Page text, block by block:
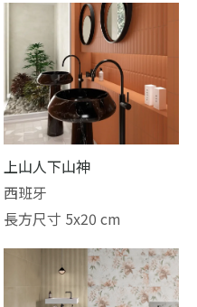
上山人下山神
西班牙
長方尺寸 5x20 cm